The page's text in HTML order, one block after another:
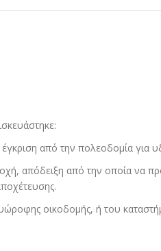
από την πολεοδομία για
απόδειξη από την οποία να
οικοδομής, ή του